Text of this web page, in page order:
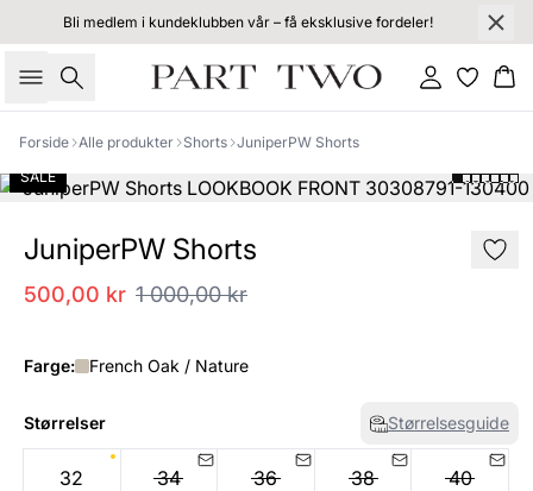
Bli medlem i kundeklubben vår – få eksklusive fordeler!
Søk Logg inn
Forside Alle produkter Shorts JuniperPW Shorts
SALE
JuniperPW Shorts
500,00 kr 1 000,00 kr
Farge: French Oak / Nature
Størrelser Størrelsesguide
32 34 36 38 40